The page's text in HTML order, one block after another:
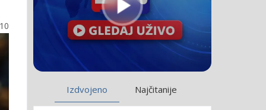
Izdvojeno Najčitanije